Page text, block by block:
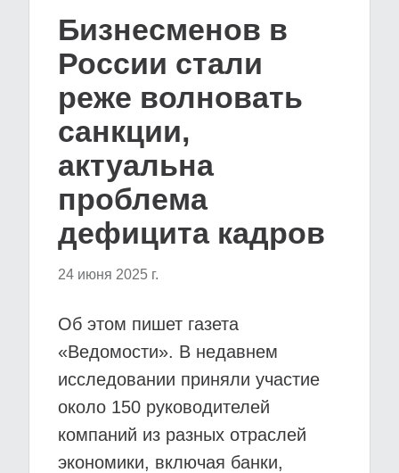
Бизнесменов в
России стали
реже волновать
санкции,
актуальна
проблема
дефицита кадров
24 июня 2025 г.
Об этом пишет газета
«Ведомости». В недавнем
исследовании приняли участие
около 150 руководителей
компаний из разных отраслей
экономики, включая банки,